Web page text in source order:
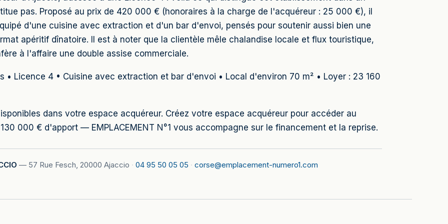
pas. Proposé au prix de 420 000 € (honoraires à la charge de l'acquéreur : 25 000 €), il
d'une cuisine avec extraction et d'un bar d'envoi, pensés pour soutenir aussi bien une
apéritif dînatoire. Il est à noter que la clientèle mêle chalandise locale et flux touristique,
à l'affaire une double assise commerciale.
• Licence 4 • Cuisine avec extraction et bar d'envoi • Local d'environ 70 m² • Loyer : 23 160
dans votre espace acquéreur. Créez votre espace acquéreur pour accéder au
000 € d'apport — EMPLACEMENT N°1 vous accompagne sur le financement et la reprise.
— 57 Rue Fesch, 20000 Ajaccio · 04 95 50 05 05 · corse@emplacement-numero1.com